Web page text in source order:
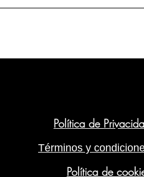
Política de
Términos y
Política de